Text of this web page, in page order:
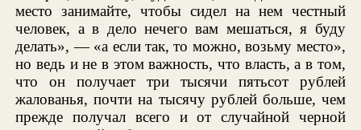
место занимайте, чтобы сидел на нем честный
человек, а в дело нечего вам мешаться, я буду
делать», — «а если так, то можно, возьму место»,
но ведь и не в этом важность, что власть, а в том,
что он получает три тысячи пятьсот рублей
жалованья, почти на тысячу рублей больше, чем
прежде получал всего и от случайной черной